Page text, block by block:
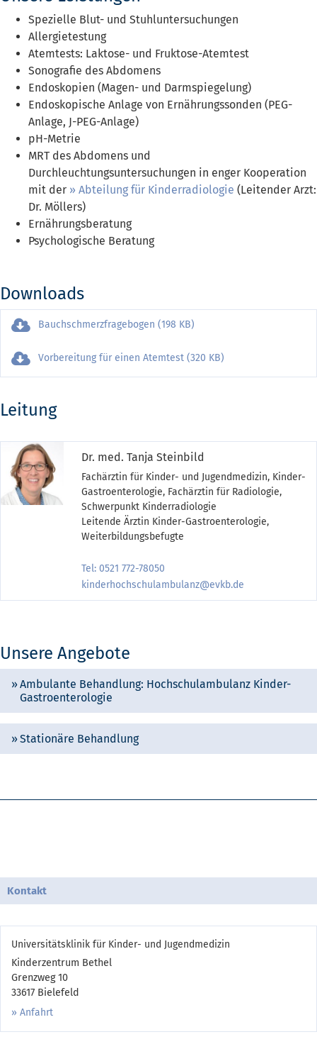
Spezielle Blut- und Stuhluntersuchungen
Allergietestung
Atemtests: Laktose- und Fruktose-Atemtest
Sonografie des Abdomens
Endoskopien (Magen- und Darmspiegelung)
Endoskopische Anlage von Ernährungssonden (PEG-
Anlage, J-PEG-Anlage)
pH-Metrie
MRT des Abdomens und
Durchleuchtungsuntersuchungen in enger Kooperation
mit der
Abteilung für Kinderradiologie (Leitender Arzt:
Dr. Möllers)
Ernährungsberatung
Psychologische Beratung
Downloads
Bauchschmerzfragebogen (198 KB)
Vorbereitung für einen Atemtest (320 KB)
Leitung
Dr. med. Tanja Steinbild
Fachärztin für Kinder- und Jugendmedizin, Kinder-
Gastroenterologie, Fachärztin für Radiologie,
Schwerpunkt Kinderradiologie
Leitende Ärztin Kinder-Gastroenterologie,
Weiterbildungsbefugte
Tel: 0521 772-78050
kinderhochschulambulanz@evkb.de
Unsere Angebote
Ambulante Behandlung: Hochschulambulanz Kinder-
Gastroenterologie
Stationäre Behandlung
Kontakt
Universitätsklinik für Kinder- und Jugendmedizin
Kinderzentrum Bethel
Grenzweg 10
33617 Bielefeld
Anfahrt